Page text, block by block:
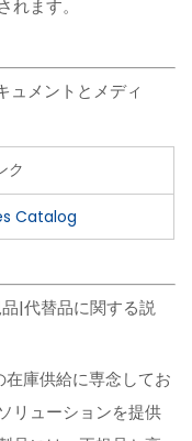
ます。
ュメントとメディ
ク
Catalog
品|代替品に関する説
庫供給に専念してお
リューションを提供